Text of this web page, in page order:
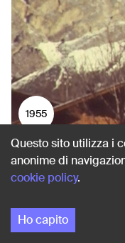
1955
LA PISTA DI
Auronzo di
Questo sito utilizza i
anonime di
cookie policy.
Ho capito